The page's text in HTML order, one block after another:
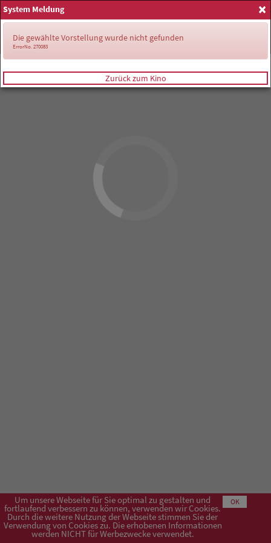
Anmelden
Um unsere Webseite für Sie optimal zu gestalten und
fortlaufend verbessern zu können, verwenden wir Cookies.
Durch die weitere Nutzung der Webseite stimmen Sie der
Verwendung von Cookies zu. Die erhobenen Informationen
werden NICHT für Werbezwecke verwendet.
OK
×
System Meldung
Die gewählte Vorstellung wurde nicht gefunden
ErrorNo. 270083
Zurück zum Kino
Impressum AGB Datenschutzerklärung